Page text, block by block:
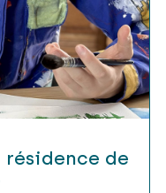
résidence de